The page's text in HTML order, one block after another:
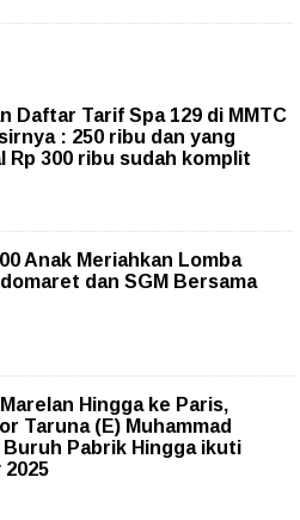
Daftar Tarif Spa 129 di MMTC
: 250 ribu dan yang
Rp 300 ribu sudah komplit
Anak Meriahkan Lomba
dan SGM Bersama
Hingga ke Paris,
Taruna (E) Muhammad
Buruh Pabrik Hingga ikuti
2025